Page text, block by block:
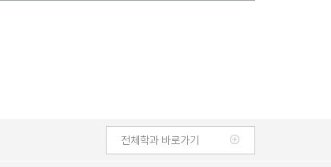
전체학과 바로가기